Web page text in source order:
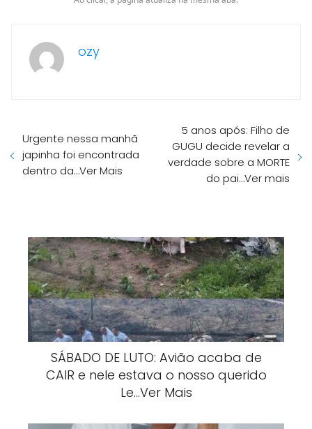
ozy
Urgente nessa manhã
japinha foi encontrada
dentro da…Ver Mais
5 anos após: Filho de
GUGU decide revelar a
verdade sobre a MORTE
do pai…Ver mais
SÁBADO DE LUTO: Avião acaba de
CAIR e nele estava o nosso querido
Le…Ver Mais